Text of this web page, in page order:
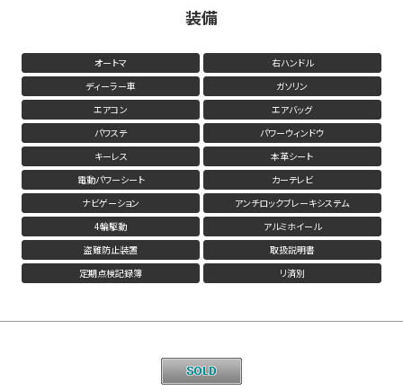
装備
オートマ
右ハンドル
ディーラー車
ガソリン
エアコン
エアバッグ
パワステ
パワーウィンドウ
キーレス
本革シート
電動パワーシート
カーテレビ
ナビゲーション
アンチロックブレーキシステム
4輪駆動
アルミホイール
盗難防止装置
取扱説明書
定期点検記録簿
リ済別